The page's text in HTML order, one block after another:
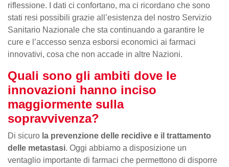
riflessione. I dati ci confortano, ma ci ricordano che sono
stati resi possibili grazie all’esistenza del nostro Servizio
Sanitario Nazionale che sta continuando a garantire le
cure e l’accesso senza esborsi economici ai farmaci
innovativi, cosa che non accade in altre Nazioni.
Quali sono gli ambiti dove le
innovazioni hanno inciso
maggiormente sulla
sopravvivenza?
Di sicuro la prevenzione delle recidive e il trattamento
delle metastasi. Oggi abbiamo a disposizione un
ventaglio importante di farmaci che permettono di disporre